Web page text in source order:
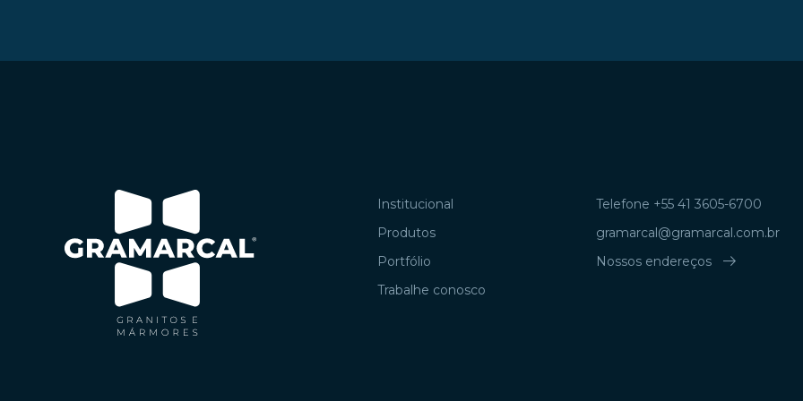
Institucional
Produtos
Portfólio
Trabalhe conosco
Telefone +55 41 3605-6700
gramarcal@gramarcal.com.br
Nossos endereços
arrow_right_alt